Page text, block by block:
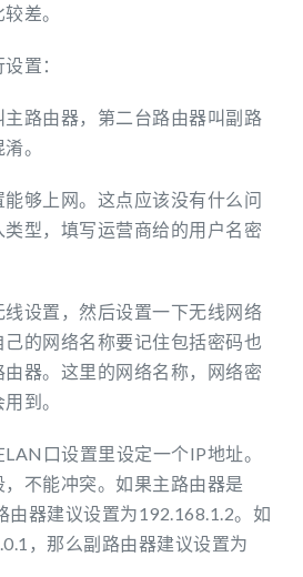
差。
置：
路由器，第二台路由器叫副路
。
够上网。这点应该没有什么问
型，填写运营商给的用户名密
设置，然后设置一下无线网络
的网络名称要记住包括密码也
器。这里的网络名称，网络密
到。
口设置里设定一个IP地址。
不能冲突。如果主路由器是
由器建议设置为192.168.1.2。如
，那么副路由器建议设置为